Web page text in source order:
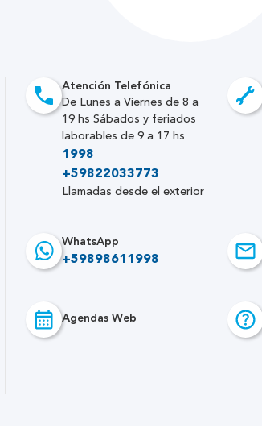
Atención Telefónica
De Lunes a Viernes de 8 a
19 hs Sábados y feriados
laborables de 9 a 17 hs
1998
+59822033773
Llamadas desde el exterior
WhatsApp
+59898611998
Agendas Web